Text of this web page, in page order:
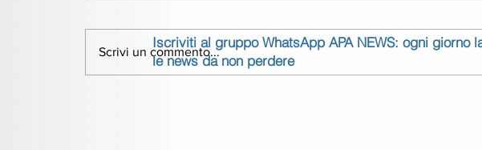
Scrivi un commento...
Iscriviti al gruppo WhatsApp APA NEWS: ogni giorno
le news da non perdere